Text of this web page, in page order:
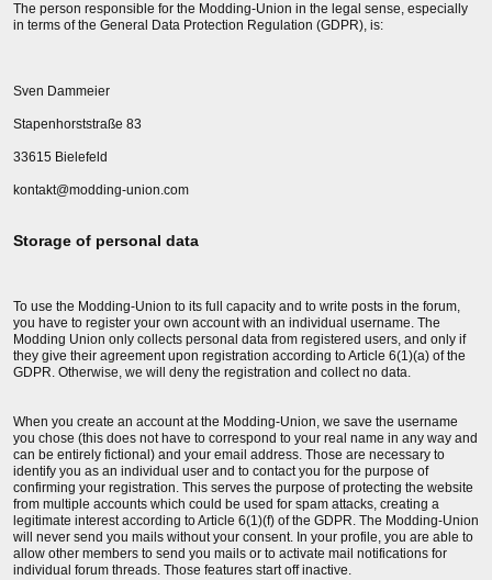
The person responsible for the Modding-Union in the legal sense, especially
in terms of the General Data Protection Regulation (GDPR), is:
Sven Dammeier
Stapenhorststraße 83
33615 Bielefeld
kontakt@modding-union.com
Storage of personal data
To use the Modding-Union to its full capacity and to write posts in the forum,
you have to register your own account with an individual username. The
Modding Union only collects personal data from registered users, and only if
they give their agreement upon registration according to Article 6(1)(a) of the
GDPR. Otherwise, we will deny the registration and collect no data.
When you create an account at the Modding-Union, we save the username
you chose (this does not have to correspond to your real name in any way and
can be entirely fictional) and your email address. Those are necessary to
identify you as an individual user and to contact you for the purpose of
confirming your registration. This serves the purpose of protecting the website
from multiple accounts which could be used for spam attacks, creating a
legitimate interest according to Article 6(1)(f) of the GDPR. The Modding-Union
will never send you mails without your consent. In your profile, you are able to
allow other members to send you mails or to activate mail notifications for
individual forum threads. Those features start off inactive.